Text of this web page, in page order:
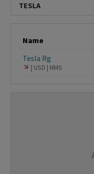
TESLA
Name
Tesla Rg
USD NMS